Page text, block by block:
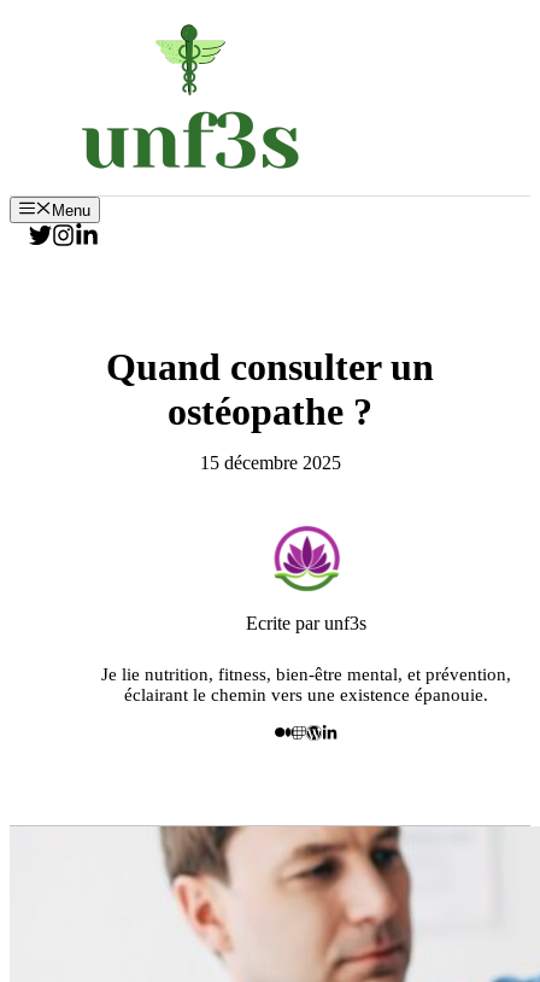
Menu
Quand consulter un
ostéopathe ?
15 décembre 2025
Ecrite par unf3s
Je lie nutrition, fitness, bien-être mental, et prévention,
éclairant le chemin vers une existence épanouie.